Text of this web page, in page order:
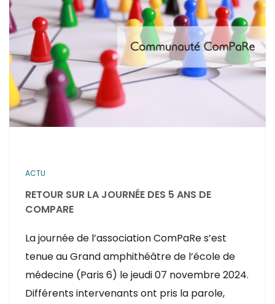
ACTU
RETOUR SUR LA JOURNÉE DES 5 ANS DE
COMPARE
La journée de l’association ComPaRe s’est
tenue au Grand amphithéâtre de l’école de
médecine (Paris 6) le jeudi 07 novembre 2024.
Différents intervenants ont pris la parole,